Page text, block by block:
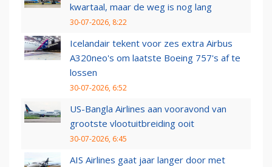
kwartaal, maar de weg is nog lang
30-07-2026, 8:22
Icelandair tekent voor zes extra Airbus
A320neo's om laatste Boeing 757's af te
lossen
30-07-2026, 6:52
US-Bangla Airlines aan vooravond van
grootste vlootuitbreiding ooit
30-07-2026, 6:45
AIS Airlines gaat jaar langer door met